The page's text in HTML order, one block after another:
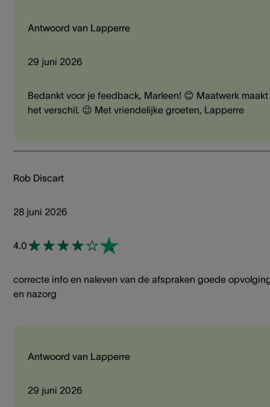
Antwoord van Lapperre
29 juni 2026
Bedankt voor je feedback, Marleen! 😊 Maatwerk maakt
het verschil. 😉 Met vriendelijke groeten, Lapperre
Rob Discart
28 juni 2026
4.0
correcte info en naleven van de afspraken goede
en nazorg
Antwoord van Lapperre
29 juni 2026